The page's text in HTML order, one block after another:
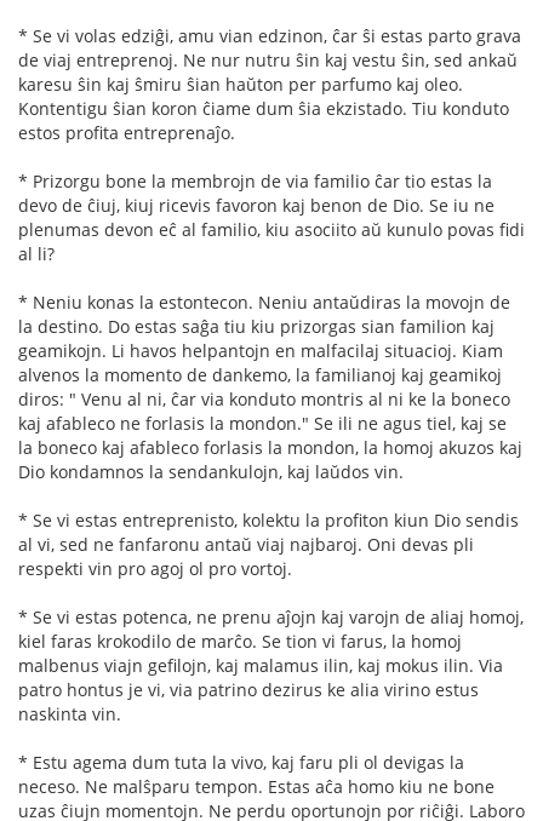
* Se vi volas edziĝi, amu vian edzinon, ĉar ŝi estas parto grava
de viaj entreprenoj. Ne nur nutru ŝin kaj vestu ŝin, sed ankaŭ
karesu ŝin kaj ŝmiru ŝian haŭton per parfumo kaj oleo.
Kontentigu ŝian koron ĉiame dum ŝia ekzistado. Tiu konduto
estos profita entreprenaĵo.
* Prizorgu bone la membrojn de via familio ĉar tio estas la
devo de ĉiuj, kiuj ricevis favoron kaj benon de Dio. Se iu ne
plenumas devon eĉ al familio, kiu asociito aŭ kunulo povas fidi
al li?
* Neniu konas la estontecon. Neniu antaŭdiras la movojn de
la destino. Do estas saĝa tiu kiu prizorgas sian familion kaj
geamikojn. Li havos helpantojn en malfacilaj situacioj. Kiam
alvenos la momento de dankemo, la familianoj kaj geamikoj
diros: " Venu al ni, ĉar via konduto montris al ni ke la boneco
kaj afableco ne forlasis la mondon." Se ili ne agus tiel, kaj se
la boneco kaj afableco forlasis la mondon, la homoj akuzos kaj
Dio kondamnos la sendankulojn, kaj laŭdos vin.
* Se vi estas entreprenisto, kolektu la profiton kiun Dio sendis
al vi, sed ne fanfaronu antaŭ viaj najbaroj. Oni devas pli
respekti vin pro agoj ol pro vortoj.
* Se vi estas potenca, ne prenu aĵojn kaj varojn de aliaj homoj,
kiel faras krokodilo de marĉo. Se tion vi farus, la homoj
malbenus viajn gefilojn, kaj malamus ilin, kaj mokus ilin. Via
patro hontus je vi, via patrino dezirus ke alia virino estus
naskinta vin.
* Estu agema dum tuta la vivo, kaj faru pli ol devigas la
neceso. Ne malŝparu tempon. Estas aĉa homo kiu ne bone
uzas ĉiujn momentojn. Ne perdu oportunojn por riĉiĝi. Laboro